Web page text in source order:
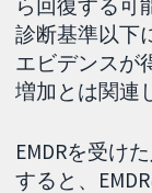
ら回復する可
診断基準以下
エビデンスが
増加とは関連
EMDRを受け
すると、